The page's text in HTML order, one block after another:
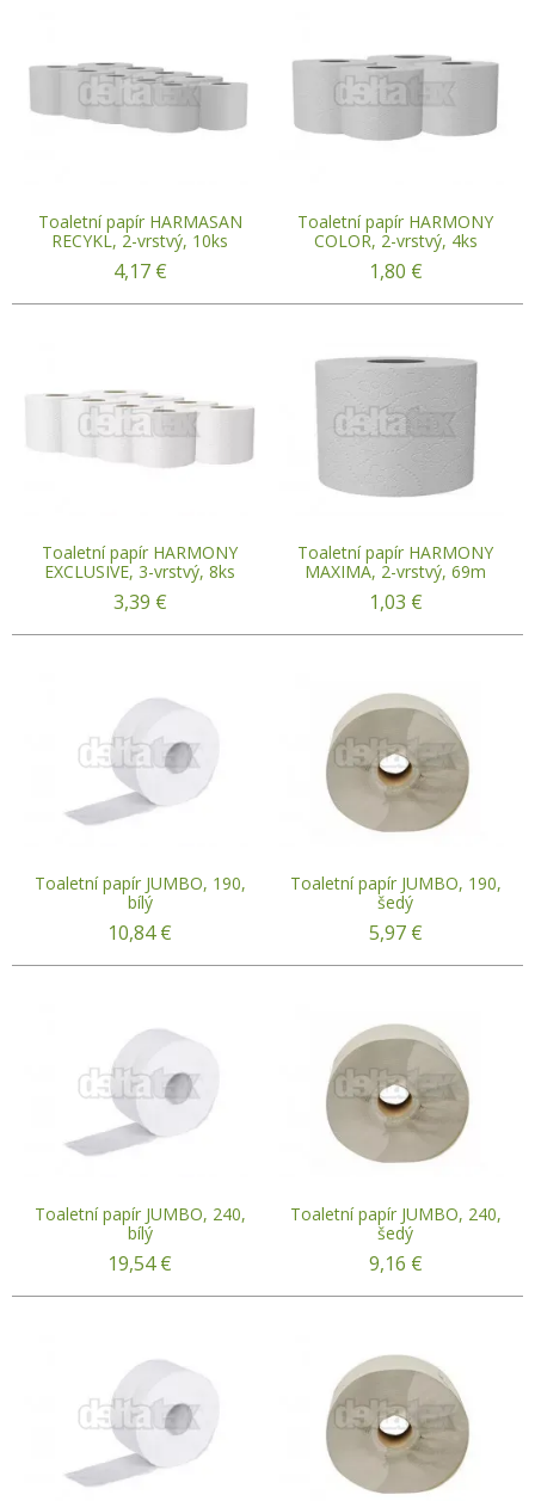
Toaletní papír HARMASAN
RECYKL, 2-vrstvý, 10ks
4,17 €
Toaletní papír HARMONY
COLOR, 2-vrstvý, 4ks
1,80 €
Toaletní papír HARMONY
EXCLUSIVE, 3-vrstvý, 8ks
3,39 €
Toaletní papír HARMONY
MAXIMA, 2-vrstvý, 69m
1,03 €
Toaletní papír JUMBO, 190,
bílý
10,84 €
Toaletní papír JUMBO, 190,
šedý
5,97 €
Toaletní papír JUMBO, 240,
bílý
19,54 €
Toaletní papír JUMBO, 240,
šedý
9,16 €